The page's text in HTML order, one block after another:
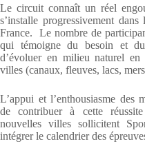
Le circuit connaît un réel
s’installe progressivement
France. Le nombre de
qui témoigne du besoin et
d’évoluer en milieu naturel
villes (canaux, fleuves, lacs,
L’appui et l’enthousiasme des
de contribuer à cette
nouvelles villes sollicitent
intégrer le calendrier des